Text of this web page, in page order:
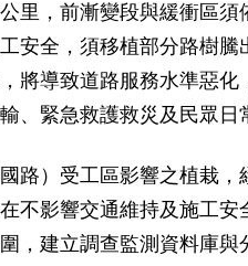
里，前漸變段與緩衝區
安全，須移植部分路樹騰
將導致道路服務水準惡
、緊急救護救災及民眾日
路）受工區影響之植栽
不影響交通維持及施工
，建立調查監測資料庫